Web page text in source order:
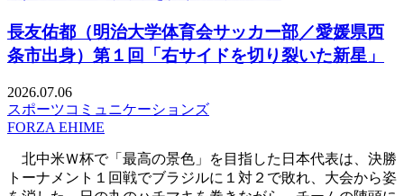
長友佑都（明治大学体育会サッカー部／愛媛県西
条市出身）第１回「右サイドを切り裂いた新星」
2026.07.06
スポーツコミュニケーションズ
FORZA EHIME
北中米Ｗ杯で「最高の景色」を目指した日本代表は、決勝
トーナメント１回戦でブラジルに１対２で敗れ、大会から姿